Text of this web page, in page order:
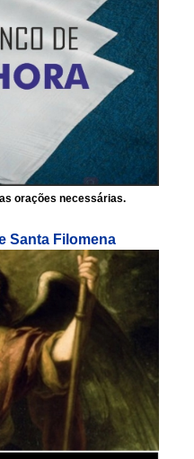
orações necessárias.
Santa Filomena